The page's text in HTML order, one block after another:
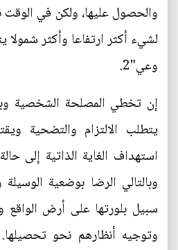
والحصول عليها، ولكن في
لشيء أكثر ارتفاعا وأكثر شمولا
وعي"2.
إن تخطي المصلحة الشخصية
يتطلب الالتزام والتضحية
استهداف الغاية الذاتية إلى
وبالتالي الرضا بوضعية
سبيل بلورتها على أرض
وتوجيه أنظارهم نحو